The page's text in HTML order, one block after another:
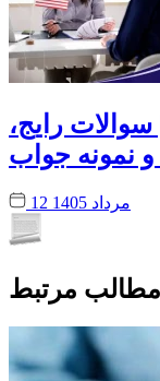
رایج،
نمونه جواب
12 مرداد 1405
مطالب مرتبط